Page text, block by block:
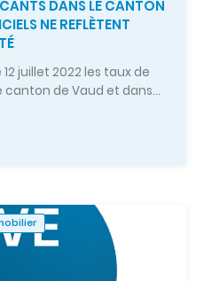
DANS LE CANTON
NE REFLÈTENT
juillet 2022 les taux de
de Vaud et dans…